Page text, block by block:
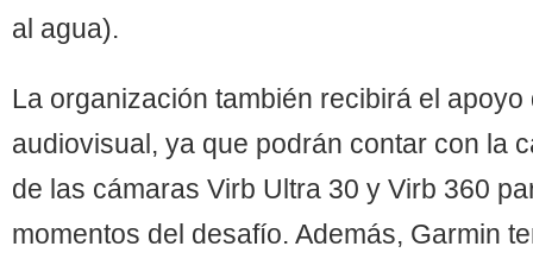
al agua).
La organización también recibirá el
audiovisual, ya que podrán contar con la
de las cámaras Virb Ultra 30 y Virb 360
momentos del desafío. Además, Garmin